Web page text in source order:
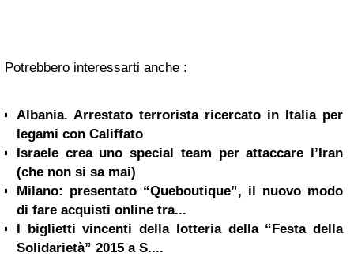
Potrebbero interessarti anche :
Albania. Arrestato terrorista ricercato in Italia per
legami con Califfato
Israele crea uno special team per attaccare l’Iran
(che non si sa mai)
Milano: presentato “Queboutique”, il nuovo modo
di fare acquisti online tra...
I biglietti vincenti della lotteria della “Festa della
Solidarietà” 2015 a S....